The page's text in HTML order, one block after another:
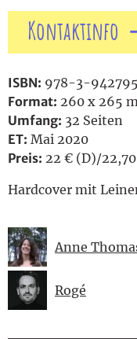
Kontaktinfo
ISBN: 978-3-
Format: 260 x 265
Umfang: 32 Seiten
ET: Mai 2020
Preis: 22 € (D)/
Hardcover mit
Anne
Rogé